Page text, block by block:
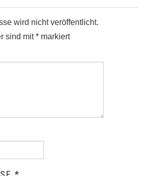
wird nicht veröffentlicht.
sind mit* markiert